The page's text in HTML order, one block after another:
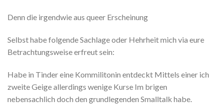
Denn die irgendwie aus queer Erscheinung
Selbst habe folgende Sachlage oder Hehrheit mich via eure
Betrachtungsweise erfreut sein:
Habe in Tinder eine Kommilitonin entdeckt Mittels einer ich
zweite Geige allerdings wenige Kurse Im brigen
nebensachlich doch den grundlegenden Smalltalk habe.